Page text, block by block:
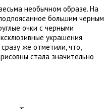
необычном образе. На
большим черным
очки с черными
украшения.
же отметили, что,
стала значительно